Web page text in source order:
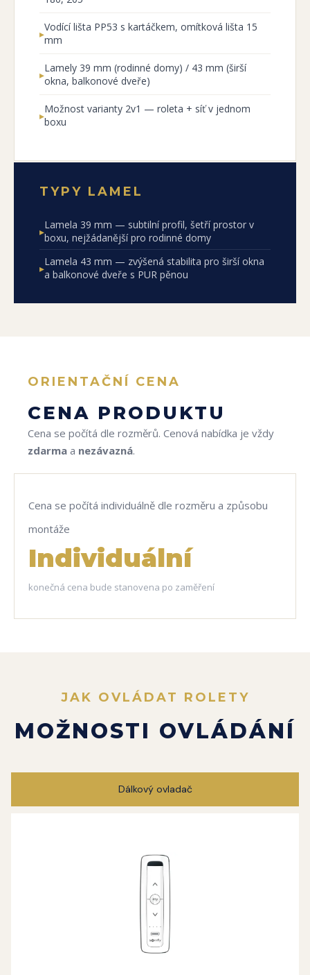
▸Vodící lišta PP53 s kartáčkem, omítková lišta 15
mm
▸Lamely 39 mm (rodinné domy) / 43 mm (širší
okna, balkonové dveře)
▸Možnost varianty 2v1 — roleta + síť v jednom
boxu
TYPY LAMEL
▸Lamela 39 mm — subtilní profil, šetří prostor v
boxu, nejžádanější pro rodinné domy
▸Lamela 43 mm — zvýšená stabilita pro širší okna
a balkonové dveře s PUR pěnou
ORIENTAČNÍ CENA
CENA PRODUKTU
Cena se počítá dle rozměrů. Cenová nabídka je vždy
zdarma a nezávazná.
Cena se počítá individuálně dle rozměru a způsobu
montáže
Individuální
konečná cena bude stanovena po zaměření
JAK OVLÁDAT ROLETY
MOŽNOSTI OVLÁDÁNÍ
Dálkový ovladač